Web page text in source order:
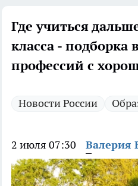
Где учиться
класса - подборка
профессий с
Новости России
2 июля 07:30 Валерия